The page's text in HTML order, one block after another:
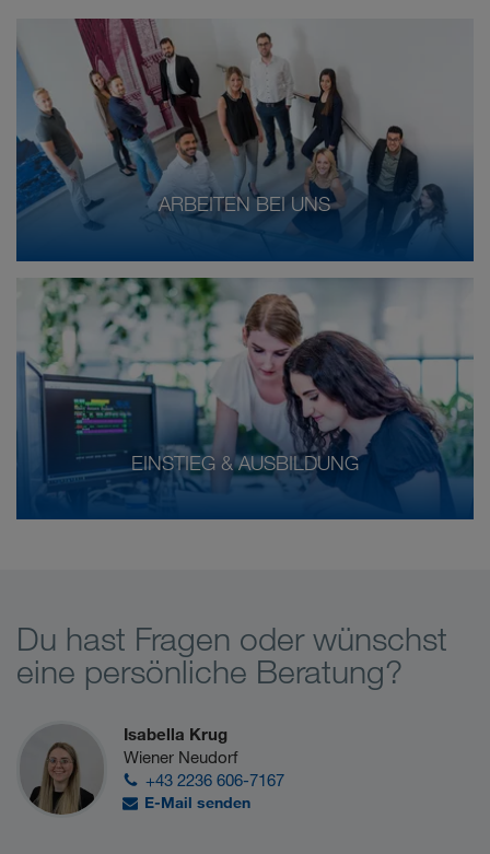
ARBEITEN BEI UNS
EINSTIEG & AUSBILDUNG
Du hast Fragen oder wünschst
eine persönliche Beratung?
Isabella Krug
Wiener Neudorf
+43 2236 606-7167
E-Mail senden